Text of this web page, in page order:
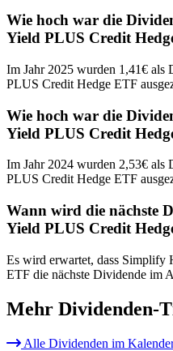
Wie hoch war die
Yield PLUS Credit
Im Jahr 2025 wurden 1,41€
PLUS Credit Hedge ETF
Wie hoch war die
Yield PLUS Credit
Im Jahr 2024 wurden 2,53€
PLUS Credit Hedge ETF
Wann wird die nächste
Yield PLUS Credit
Es wird erwartet, dass
ETF die nächste Dividende im
Mehr Dividenden-
Alle Dividenden im